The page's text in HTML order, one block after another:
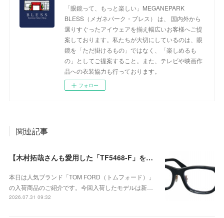
「眼鏡って、もっと楽しい」MEGANEPARK
BLESS（メガネパーク・ブレス） は、 国内外から
選りすぐったアイウェアを揃え幅広いお客様へご提
案しております。私たちが大切にしているのは、眼
鏡を「ただ掛けるもの」ではなく、「楽しめるも
の」としてご提案すること。また、テレビや映画作
品への衣装協力も行っております。
フォロー
関連記事
【木村拓哉さんも愛用した「TF5468-F」をベースに、洗練されたウェリントンシェイプが上品な存在感を演出する、日本企画モデル】TOM FORD TF6164-D-Bが入荷！
本日は人気ブランド「TOM FORD（トムフォード）」
の入荷商品のご紹介です。今回入荷したモデルは新…
2026.07.31 09:32